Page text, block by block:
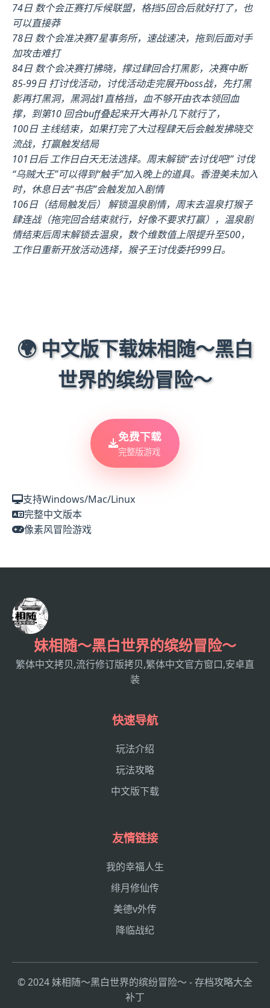
74日 数个会正赛打斥候联盟，格挡5回合后就好打了，也
可以直接莽
78日 数个会准决赛7星事务所，速战速决，拖到后面对手
加攻击难打
84日 数个会决赛打拂晓，撑过肆回合打黑影，决赛中断
85-99日 打讨伐活动，讨伐活动走完展开boss战，先打黑
影再打黑洞，黑洞战1直格挡，血不够开由衣本领回血
撑，到第10 回合buff叠起来开大再补几下就行了，
100日 主线结束，如果打完了大过程肆天后会触发拂晓交
流战，打赢触发结局
101日后 工作日白天无法选择。周末解锁“去讨伐吧!” 讨伐
“乌贼大王”可以得到“触手”加入晚上的道具。香澄美未加入
时，休息日去“书店”会触发加入剧情
106日（结局触发后） 解锁温泉剧情，周末去温泉打猴子
肆连战（拖完回合结束就行，好像不要求打赢），温泉剧
情结束后周末解锁去温泉，数个维数值上限提升至500，
工作日重新开放活动选择，猴子王讨伐委托999日。
🌍 中文版下载妹相随～黑白
世界的缤纷冒险～
免费下载
完整版游戏
支持Windows/Mac/Linux
完整中文版本
像素风冒险游戏
妹相随～黑白世界的缤纷冒险～
繁体中文拷贝,流行修订版拷贝,繁体中文官方窗口,安卓直
装
快速导航
玩法介绍
玩法攻略
中文版下载
友情链接
我的幸福人生
绯月修仙传
美德v外传
降临战纪
© 2024 妹相随～黑白世界的缤纷冒险～ - 存档攻略大全
补丁